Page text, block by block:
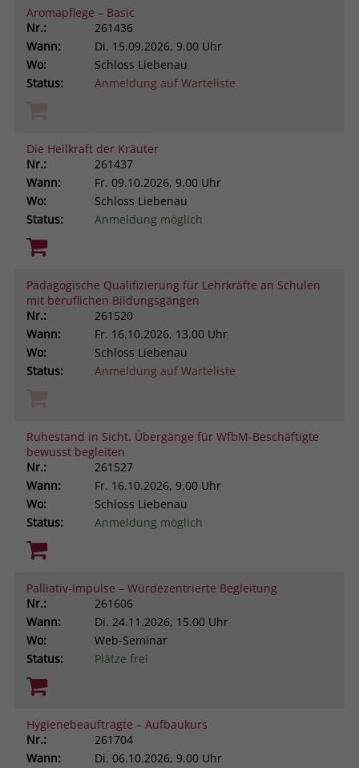
Aromapflege – Basic
Nr.:
261436
Wann:
Di. 15.09.2026, 9.00 Uhr
Wo:
Schloss Liebenau
Status:
Anmeldung auf Warteliste
Die Heilkraft der Kräuter
Nr.:
261437
Wann:
Fr. 09.10.2026, 9.00 Uhr
Wo:
Schloss Liebenau
Status:
Anmeldung möglich
Pädagogische Qualifizierung für Lehrkräfte an Schulen
mit beruflichen Bildungsgängen
Nr.:
261520
Wann:
Fr. 16.10.2026, 13.00 Uhr
Wo:
Schloss Liebenau
Status:
Anmeldung auf Warteliste
Ruhestand in Sicht. Übergänge für WfbM-Beschäftigte
bewusst begleiten
Nr.:
261527
Wann:
Fr. 16.10.2026, 9.00 Uhr
Wo:
Schloss Liebenau
Status:
Anmeldung möglich
Palliativ-Impulse – Würdezentrierte Begleitung
Nr.:
261606
Wann:
Di. 24.11.2026, 15.00 Uhr
Wo:
Web-Seminar
Status:
Plätze frei
Hygienebeauftragte – Aufbaukurs
Nr.:
261704
Wann:
Di. 06.10.2026, 9.00 Uhr